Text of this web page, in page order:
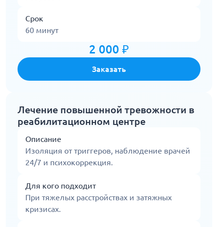
Срок
60 минут
2 000 ₽
Заказать
Лечение повышенной тревожности в
реабилитационном центре
Описание
Изоляция от триггеров, наблюдение врачей
24/7 и психокоррекция.
Для кого подходит
При тяжелых расстройствах и затяжных
кризисах.